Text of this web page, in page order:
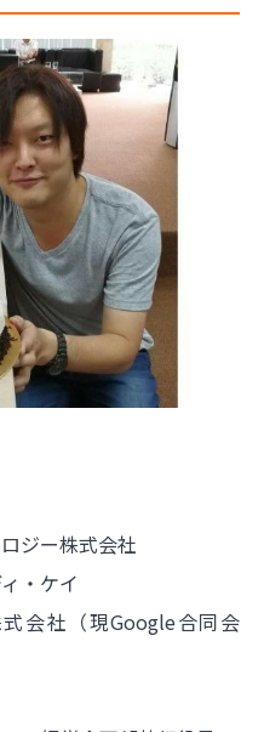
ジー株式会社
・ケイ
会社（現Google合同会